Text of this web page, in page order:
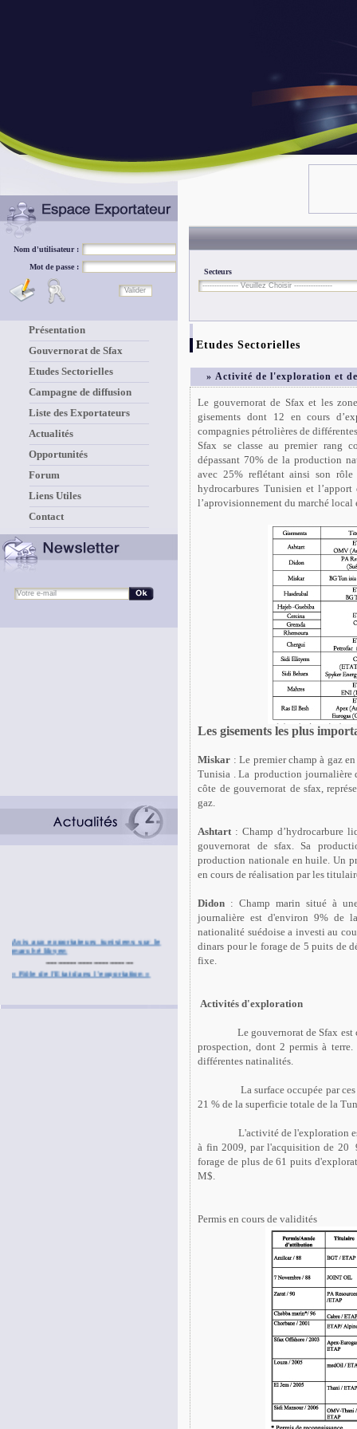
Nom d'utilisateur :
Mot de passe :
Présentation
Gouvernorat de Sfax
Etudes Sectorielles
Campagne de diffusion
Liste des Exportateurs
Actualités
Opportunités
Forum
Liens Utiles
Contact
Secteurs
Etudes Sectorielles
» Activité de l'exploration et
Le gouvernorat de Sfax et les
gisements dont 12 en cours
compagnies pétrolières de
Sfax se classe au premier rang
dépassant 70% de la production
avec 25% reflétant ainsi son
hydrocarbures Tunisien et
l’aprovisionnement du marché local
Les gisements les plus
Miskar : Le premier champ à gaz
Tunisia . La production journalière
côte de gouvernorat de sfax,
gaz.
Ashtart: Champ d’hydrocarbure
gouvernorat de sfax. Sa
production nationale en huile. Un
en cours de réalisation par les
Didon : Champ marin situé à
journalière est d'environ 9% de
nationalité suédoise a investi au
dinars pour le forage de 5 puits de
fixe.
Activités d'exploration
Le gouvernorat de Sfax est
prospection, dont 2 permis à terre.
différentes natinalités.
La surface occupée par
21 % de la superficie totale de la
L'activité de l'exploration
à fin 2009, par l'acquisition de 20
forage de plus de 61 puits
M$.
Permis en cours de validités